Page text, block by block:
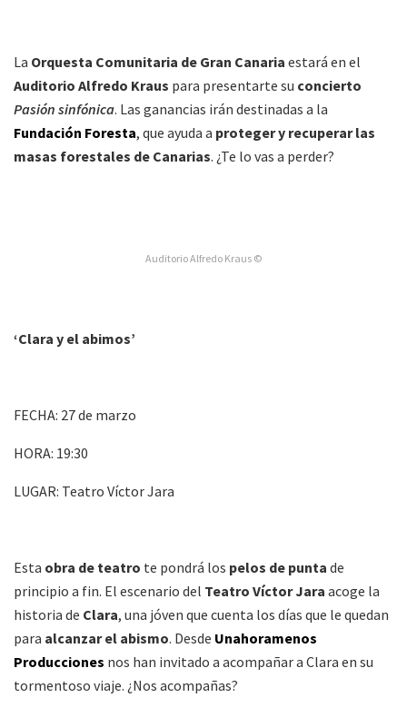
La Orquesta Comunitaria de Gran Canaria estará en el
Auditorio Alfredo Kraus para presentarte su concierto
Pasión sinfónica. Las ganancias irán destinadas a la
Fundación Foresta, que ayuda a proteger y recuperar las
masas forestales de Canarias. ¿Te lo vas a perder?
Auditorio Alfredo Kraus ©
‘Clara y el abimos’
FECHA: 27 de marzo
HORA: 19:30
LUGAR: Teatro Víctor Jara
Esta obra de teatro te pondrá los pelos de punta de
principio a fin. El escenario del Teatro Víctor Jara acoge la
historia de Clara, una jóven que cuenta los días que le quedan
para alcanzar el abismo. Desde Unahoramenos
Producciones nos han invitado a acompañar a Clara en su
tormentoso viaje. ¿Nos acompañas?